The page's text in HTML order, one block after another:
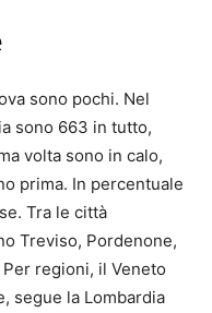
sono pochi. Nel
sono 663 in tutto,
volta sono in calo,
prima. In percentuale
Tra le città
Treviso, Pordenone,
regioni, il Veneto
segue la Lombardia